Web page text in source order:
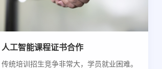
人工智能课程证书合作
传统培训招生竞争非常大，学员就业困难。